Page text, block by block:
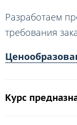
Разработаем
требования
Курс